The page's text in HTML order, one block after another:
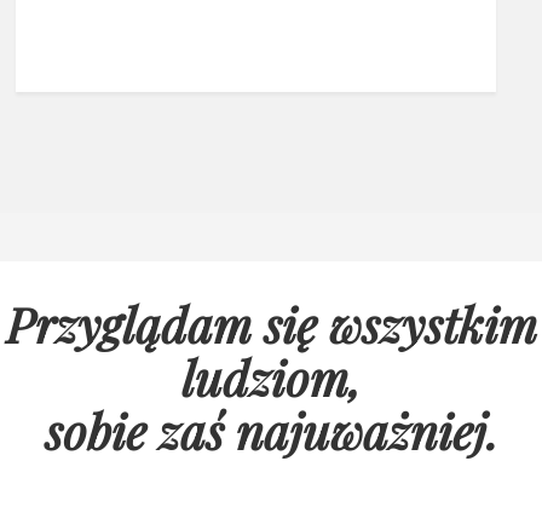
Przyglądam się wszystkim
ludziom,
sobie zaś najuważniej.